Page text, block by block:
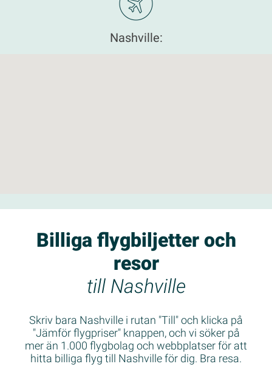
Nashville:
Billiga flygbiljetter och
resor
till Nashville
Skriv bara Nashville i rutan "Till" och klicka på
"Jämför flygpriser" knappen, och vi söker på
mer än 1.000 flygbolag och webbplatser för att
hitta billiga flyg till Nashville för dig. Bra resa.